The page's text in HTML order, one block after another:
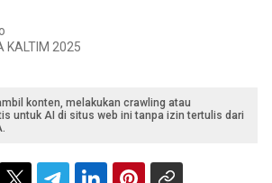
KALTIM 2025
konten, melakukan crawling atau
untuk AI di situs web ini tanpa izin tertulis dari